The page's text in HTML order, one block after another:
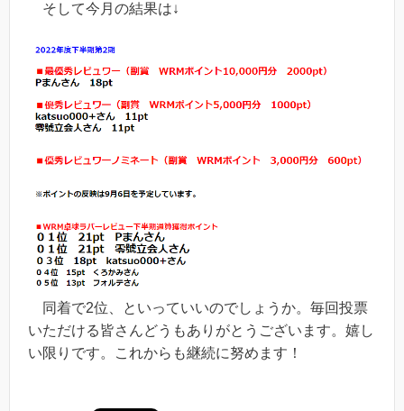
そして今月の結果は↓
同着で2位、といっていいのでしょうか。毎回投票
いただける皆さんどうもありがとうございます。嬉し
い限りです。これからも継続に努めます！